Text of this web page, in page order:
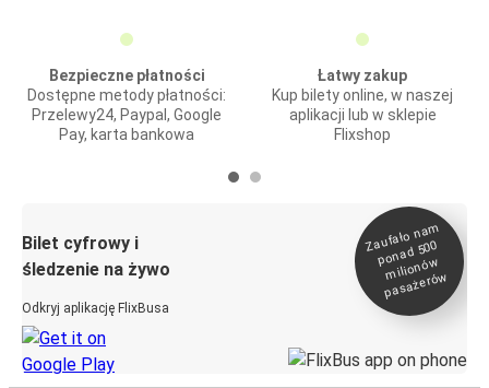
Bezpieczne płatności
Dostępne metody płatności:
Przelewy24, Paypal, Google
Pay, karta bankowa
Łatwy zakup
Kup bilety online, w naszej
aplikacji lub w sklepie
Flixshop
Bilet cyfrowy i
śledzenie na żywo
Odkryj aplikację FlixBusa
Zaufało na
m
ponad 500
milionó
w
pasażeró
w